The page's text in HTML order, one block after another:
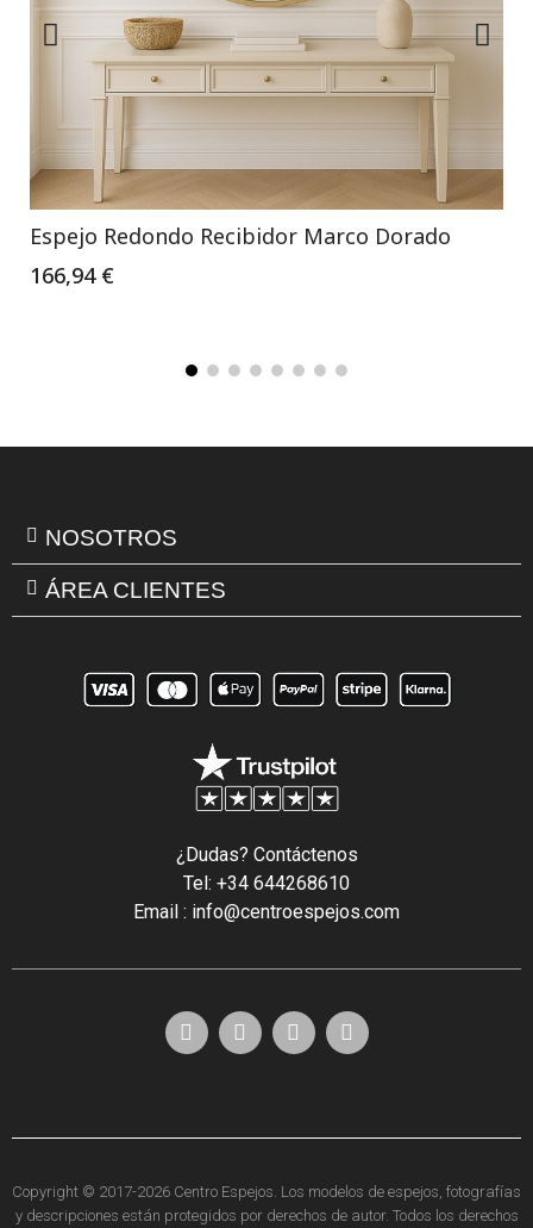
Espejo Redondo Recibidor Marco Dorado
166,94 €
NOSOTROS
ÁREA CLIENTES
¿Dudas? Contáctenos
Tel: +34 644268610
Email : info@centroespejos.com
Copyright © 2017-2026 Centro Espejos. Los modelos de espejos, fotografías
y descripciones están protegidos por derechos de autor. Todos los derechos